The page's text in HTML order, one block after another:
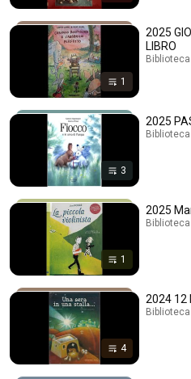
1
2025
LIBRO
3
2025
1
2025
4
2024 12